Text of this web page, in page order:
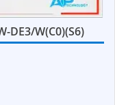
DE3/W(C0)(S6)